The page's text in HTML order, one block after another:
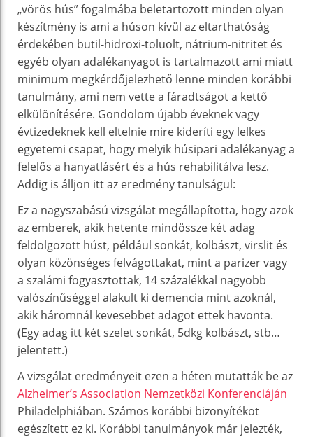
„vörös hús” fogalmába beletartozott minden olyan
készítmény is ami a húson kívül az eltarthatóság
érdekében butil-hidroxi-toluolt, nátrium-nitritet és
egyéb olyan adalékanyagot is tartalmazott ami miatt
minimum megkérdőjelezhető lenne minden korábbi
tanulmány, ami nem vette a fáradtságot a kettő
elkülönítésére. Gondolom újabb éveknek vagy
évtizedeknek kell eltelnie mire kideríti egy lelkes
egyetemi csapat, hogy melyik húsipari adalékanyag a
felelős a hanyatlásért és a hús rehabilitálva lesz.
Addig is álljon itt az eredmény tanulságul:
Ez a nagyszabású vizsgálat megállapította, hogy azok
az emberek, akik hetente mindössze két adag
feldolgozott húst, például sonkát, kolbászt, virslit és
olyan közönséges felvágottakat, mint a parizer vagy
a szalámi fogyasztottak, 14 százalékkal nagyobb
valószínűséggel alakult ki demencia mint azoknál,
akik háromnál kevesebbet adagot ettek havonta.
(Egy adag itt két szelet sonkát, 5dkg kolbászt, stb…
jelentett.)
A vizsgálat eredményeit ezen a héten mutatták be az
Alzheimer’s Association Nemzetközi Konferenciáján
Philadelphiában. Számos korábbi bizonyítékot
egészített ez ki. Korábbi tanulmányok már jelezték,